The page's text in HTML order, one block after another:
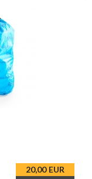
20,00 EUR